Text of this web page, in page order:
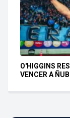
O'HIGGINS
VENCER A